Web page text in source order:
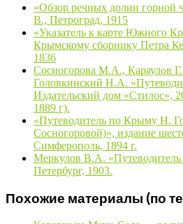
«Обзор речных долин горной
В., Петроград, 1915
«Указатель к карте Южного
Крымскому сборнику Петра
1836
Сосногорова М.А., Караулов
Головкинский Н.А.
Издательский дом «Стилос»,
1889 г).
«Путеводитель по Крыму Н.
Сосногоровой)», издание
Симферополь, 1894 г.
Меркулов В.А.
Петербург, 1903.
Похожие материалы (по